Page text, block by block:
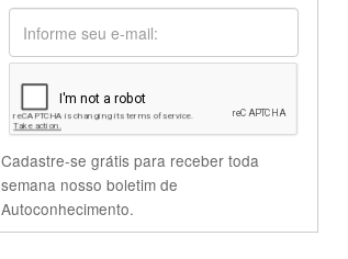
Cadastre-se grátis para receber toda
semana nosso boletim de
Autoconhecimento.